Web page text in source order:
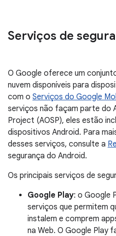
Serviços de
O Google oferece um
nuvem disponíveis para
com o Serviços do Google
serviços não façam parte do
Project (AOSP), eles estão
dispositivos Android. Para
desses serviços, consulte a
segurança do Android.
Os principais serviços de
Google Play: o Google
serviços que permitem
instalem e comprem
na Web. O Google Play